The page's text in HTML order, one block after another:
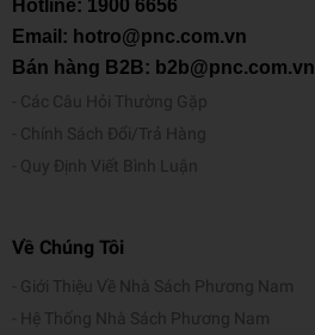
Hotline: 1900 6656
Email: hotro@pnc.com.vn
Bán hàng B2B: b2b@pnc.com.vn
Các Câu Hỏi Thường Gặp
Chính Sách Đổi/Trả Hàng
Quy Định Viết Bình Luận
Về Chúng Tôi
Giới Thiệu Về Nhà Sách Phương Nam
Hệ Thống Nhà Sách Phương Nam